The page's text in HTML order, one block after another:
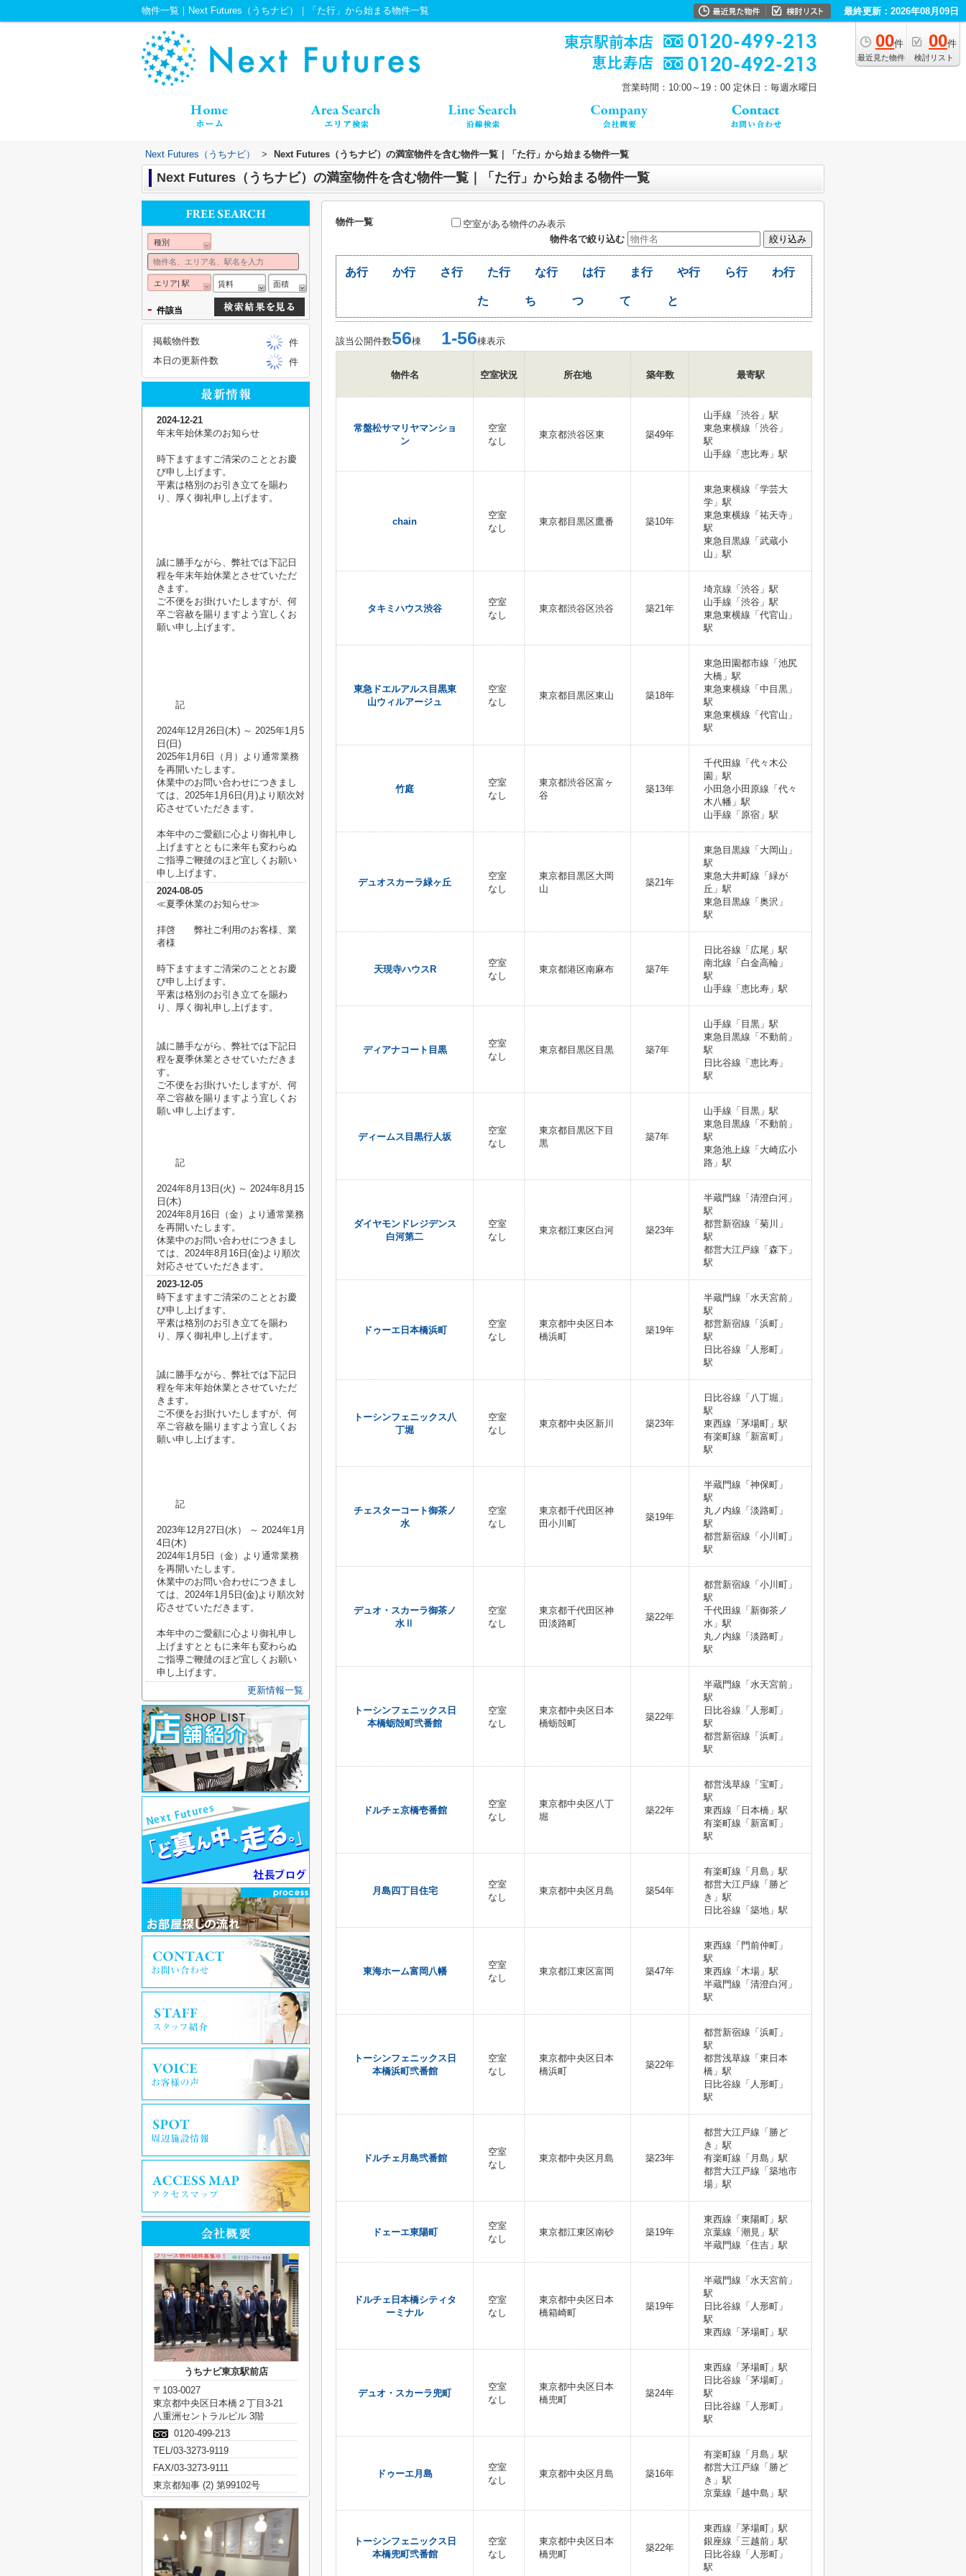
物件一覧｜Next Futures（うちナビ）｜「た行」から始まる物件一覧 最終更新：2026年08月09日
00件
最近見た物件
00件
検討リスト
営業時間：10:00～19：00 定休日：毎週水曜日
Next Futures（うちナビ） > Next Futures（うちナビ）の満室物件を含む物件一覧｜「た行」から始まる物件一覧
Next Futures（うちナビ）の満室物件を含む物件一覧｜「た行」から始まる物件一覧
物件一覧
空室がある物件のみ表示
物件名で絞り込む
あ行 か行 さ行 た行 な行 は行 ま行 や行 ら行 わ行
た ち つ て と
該当公開件数56棟 1-56棟表示
物件名 空室状況 所在地 築年数 最寄駅
常盤松サマリヤマンショ
ン
空室
なし
東京都渋谷区東 築49年
山手線「渋谷」駅
東急東横線「渋谷」
駅
山手線「恵比寿」駅
chain
空室
なし
東京都目黒区鷹番 築10年
東急東横線「学芸大
学」駅
東急東横線「祐天寺」
駅
東急目黒線「武蔵小
山」駅
タキミハウス渋谷
空室
なし
東京都渋谷区渋谷 築21年
埼京線「渋谷」駅
山手線「渋谷」駅
東急東横線「代官山」
駅
東急ドエルアルス目黒東
山ウィルアージュ
空室
なし
東京都目黒区東山 築18年
東急田園都市線「池尻
大橋」駅
東急東横線「中目黒」
駅
東急東横線「代官山」
駅
竹庭
空室
なし
東京都渋谷区富ヶ
谷
築13年
千代田線「代々木公
園」駅
小田急小田原線「代々
木八幡」駅
山手線「原宿」駅
デュオスカーラ緑ヶ丘
空室
なし
東京都目黒区大岡
山
築21年
東急目黒線「大岡山」
駅
東急大井町線「緑が
丘」駅
東急目黒線「奥沢」
駅
天現寺ハウスR
空室
なし
東京都港区南麻布 築7年
日比谷線「広尾」駅
南北線「白金高輪」
駅
山手線「恵比寿」駅
ディアナコート目黒
空室
なし
東京都目黒区目黒 築7年
山手線「目黒」駅
東急目黒線「不動前」
駅
日比谷線「恵比寿」
駅
ディームス目黒行人坂
空室
なし
東京都目黒区下目
黒
築7年
山手線「目黒」駅
東急目黒線「不動前」
駅
東急池上線「大崎広小
路」駅
ダイヤモンドレジデンス
白河第二
空室
なし
東京都江東区白河 築23年
半蔵門線「清澄白河」
駅
都営新宿線「菊川」
駅
都営大江戸線「森下」
駅
ドゥーエ日本橋浜町
空室
なし
東京都中央区日本
橋浜町
築19年
半蔵門線「水天宮前」
駅
都営新宿線「浜町」
駅
日比谷線「人形町」
駅
トーシンフェニックス八
丁堀
空室
なし
東京都中央区新川 築23年
日比谷線「八丁堀」
駅
東西線「茅場町」駅
有楽町線「新富町」
駅
チェスターコート御茶ノ
水
空室
なし
東京都千代田区神
田小川町
築19年
半蔵門線「神保町」
駅
丸ノ内線「淡路町」
駅
都営新宿線「小川町」
駅
デュオ・スカーラ御茶ノ
水Ⅱ
空室
なし
東京都千代田区神
田淡路町
築22年
都営新宿線「小川町」
駅
千代田線「新御茶ノ
水」駅
丸ノ内線「淡路町」
駅
トーシンフェニックス日
本橋蛎殻町弐番館
空室
なし
東京都中央区日本
橋蛎殻町
築22年
半蔵門線「水天宮前」
駅
日比谷線「人形町」
駅
都営新宿線「浜町」
駅
ドルチェ京橋壱番館
空室
なし
東京都中央区八丁
堀
築22年
都営浅草線「宝町」
駅
東西線「日本橋」駅
有楽町線「新富町」
駅
月島四丁目住宅
空室
なし
東京都中央区月島 築54年
有楽町線「月島」駅
都営大江戸線「勝ど
き」駅
日比谷線「築地」駅
東海ホーム富岡八幡
空室
なし
東京都江東区富岡 築47年
東西線「門前仲町」
駅
東西線「木場」駅
半蔵門線「清澄白河」
駅
トーシンフェニックス日
本橋浜町弐番館
空室
なし
東京都中央区日本
橋浜町
築22年
都営新宿線「浜町」
駅
都営浅草線「東日本
橋」駅
日比谷線「人形町」
駅
ドルチェ月島弐番館
空室
なし
東京都中央区月島 築23年
都営大江戸線「勝ど
き」駅
有楽町線「月島」駅
都営大江戸線「築地市
場」駅
ドェーエ東陽町
空室
なし
東京都江東区南砂 築19年
東西線「東陽町」駅
京葉線「潮見」駅
半蔵門線「住吉」駅
ドルチェ日本橋シティタ
ーミナル
空室
なし
東京都中央区日本
橋箱崎町
築19年
半蔵門線「水天宮前」
駅
日比谷線「人形町」
駅
東西線「茅場町」駅
デュオ・スカーラ兜町
空室
なし
東京都中央区日本
橋兜町
築24年
東西線「茅場町」駅
日比谷線「茅場町」
駅
日比谷線「人形町」
駅
ドゥーエ月島
空室
なし
東京都中央区月島 築16年
有楽町線「月島」駅
都営大江戸線「勝ど
き」駅
京葉線「越中島」駅
トーシンフェニックス日
本橋兜町弐番館
空室
なし
東京都中央区日本
橋兜町
築22年
東西線「茅場町」駅
銀座線「三越前」駅
日比谷線「人形町」
駅
種別
エリア| 駅 賃料 面積
- 件該当
掲載物件数
件
本日の更新件数
件
2024-12-21
年末年始休業のお知らせ
時下ますますご清栄のこととお慶
び申し上げます。
平素は格別のお引き立てを賜わ
り、厚く御礼申し上げます。
誠に勝手ながら、弊社では下記日
程を年末年始休業とさせていただ
きます。
ご不便をお掛けいたしますが、何
卒ご容赦を賜りますよう宜しくお
願い申し上げます。
記
2024年12月26日(木) ～ 2025年1月5
日(日)
2025年1月6日（月）より通常業務
を再開いたします。
休業中のお問い合わせにつきまし
ては、2025年1月6日(月)より順次対
応させていただきます。
本年中のご愛顧に心より御礼申し
上げますとともに来年も変わらぬ
ご指導ご鞭撻のほど宜しくお願い
申し上げます。
2024-08-05
≪夏季休業のお知らせ≫
拝啓 弊社ご利用のお客様、業
者様
時下ますますご清栄のこととお慶
び申し上げます。
平素は格別のお引き立てを賜わ
り、厚く御礼申し上げます。
誠に勝手ながら、弊社では下記日
程を夏季休業とさせていただきま
す。
ご不便をお掛けいたしますが、何
卒ご容赦を賜りますよう宜しくお
願い申し上げます。
記
2024年8月13日 (火) ～ 2024年8月15
日 (木)
2024年8月16日（金）より通常業務
を再開いたします。
休業中のお問い合わせにつきまし
ては、 2024年8月16日 (金)より順次
対応させていただきます。
2023-12-05
時下ますますご清栄のこととお慶
び申し上げます。
平素は格別のお引き立てを賜わ
り、厚く御礼申し上げます。
誠に勝手ながら、弊社では下記日
程を年末年始休業とさせていただ
きます。
ご不便をお掛けいたしますが、何
卒ご容赦を賜りますよう宜しくお
願い申し上げます。
記
2023年12月27日(水） ～ 2024年1月
4日(木)
2024年1月5日（金）より通常業務
を再開いたします。
休業中のお問い合わせにつきまし
ては、2024年1月5日(金)より順次対
応させていただきます。
本年中のご愛顧に心より御礼申し
上げますとともに来年も変わらぬ
ご指導ご鞭撻のほど宜しくお願い
申し上げます。
更新情報一覧
うちナビ東京駅前店
〒103-0027
東京都中央区日本橋２丁目3-21
八重洲セントラルビル 3階
0120-499-213
TEL/03-3273-9119
FAX/03-3273-9111
東京都知事 (2) 第99102号